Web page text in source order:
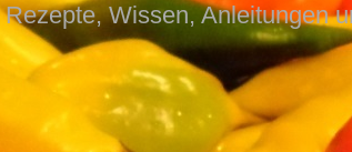
Wissen, Anleitungen